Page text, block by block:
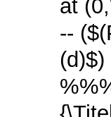
at
--